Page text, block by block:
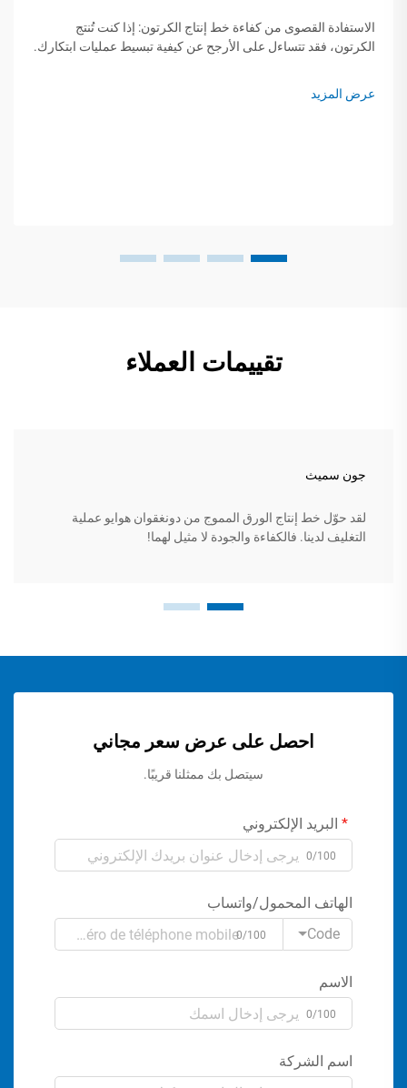
الاستفادة القصوى من كفاءة خط إنتاج الكرتون: إذا كنت تُنتج
الكرتون، فقد تتساءل على الأرجح عن كيفية تبسيط عمليات ابتكارك.
عناصر حاسمة في نجاح الخط. ط...
عرض المزيد
تقييمات العملاء
جون سميث
لقد حوّل خط إنتاج الورق المموج من دونغقوان هوايو عملية
التغليف لدينا. فالكفاءة والجودة لا مثيل لهما!
احصل على عرض سعر مجاني
سيتصل بك ممثلنا قريبًا.
البريد الإلكتروني
0/100
الهاتف المحمول/واتساب
Code
0/100
الاسم
0/100
اسم الشركة